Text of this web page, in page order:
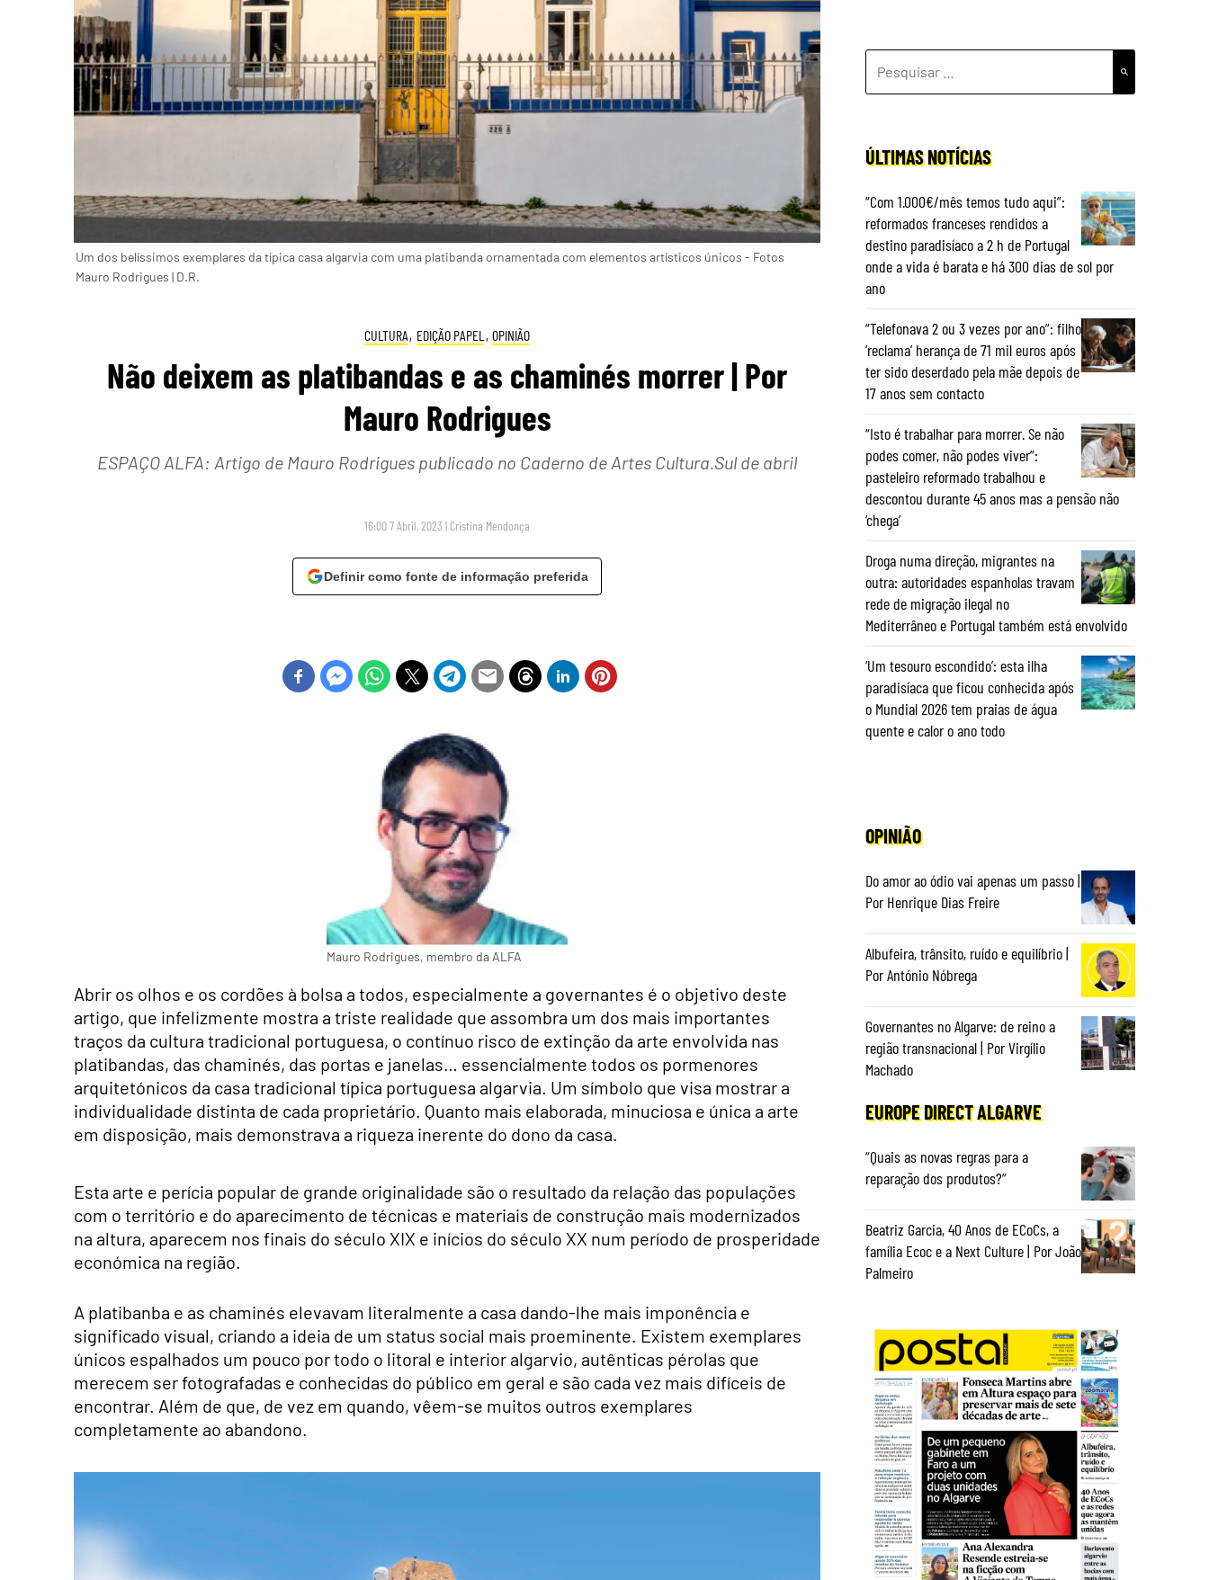
Um dos belíssimos exemplares da típica casa algarvia com uma platibanda ornamentada com elementos artísticos únicos - Fotos
Mauro Rodrigues | D.R.
CULTURA, EDIÇÃO PAPEL , OPINIÃO
Não deixem as platibandas e as chaminés morrer | Por
Mauro Rodrigues
ESPAÇO ALFA: Artigo de Mauro Rodrigues publicado no Caderno de Artes Cultura.Sul de abril
16:00 7 Abril, 2023 | Cristina Mendonça
Definir como fonte de informação preferida
Mauro Rodrigues, membro da ALFA
Abrir os olhos e os cordões à bolsa a todos, especialmente a governantes é o objetivo deste
artigo, que infelizmente mostra a triste realidade que assombra um dos mais importantes
traços da cultura tradicional portuguesa, o contínuo risco de extinção da arte envolvida nas
platibandas, das chaminés, das portas e janelas… essencialmente todos os pormenores
arquitetónicos da casa tradicional típica portuguesa algarvia. Um símbolo que visa mostrar a
individualidade distinta de cada proprietário. Quanto mais elaborada, minuciosa e única a arte
em disposição, mais demonstrava a riqueza inerente do dono da casa.
Esta arte e perícia popular de grande originalidade são o resultado da relação das populações
com o território e do aparecimento de técnicas e materiais de construção mais modernizados
na altura, aparecem nos finais do século XIX e inícios do século XX num período de prosperidade
económica na região.
A platibanba e as chaminés elevavam literalmente a casa dando-lhe mais imponência e
significado visual, criando a ideia de um status social mais proeminente. Existem exemplares
únicos espalhados um pouco por todo o litoral e interior algarvio, autênticas pérolas que
merecem ser fotografadas e conhecidas do público em geral e são cada vez mais difíceis de
encontrar. Além de que, de vez em quando, vêem-se muitos outros exemplares
completamente ao abandono.
POR:
ÚLTIMAS NOTÍCIAS
“Com 1.000€/mês temos tudo aqui”:
reformados franceses rendidos a
destino paradisíaco a 2 h de Portugal
onde a vida é barata e há 300 dias de sol por
ano
“Telefonava 2 ou 3 vezes por ano”: filho
‘reclama’ herança de 71 mil euros após
ter sido deserdado pela mãe depois de
17 anos sem contacto
“Isto é trabalhar para morrer. Se não
podes comer, não podes viver”:
pasteleiro reformado trabalhou e
descontou durante 45 anos mas a pensão não
‘chega’
Droga numa direção, migrantes na
outra: autoridades espanholas travam
rede de migração ilegal no
Mediterrâneo e Portugal também está envolvido
‘Um tesouro escondido’: esta ilha
paradisíaca que ficou conhecida após
o Mundial 2026 tem praias de água
quente e calor o ano todo
OPINIÃO
Do amor ao ódio vai apenas um passo |
Por Henrique Dias Freire
Albufeira, trânsito, ruído e equilíbrio |
Por António Nóbrega
Governantes no Algarve: de reino a
região transnacional | Por Virgílio
Machado
EUROPE DIRECT ALGARVE
“Quais as novas regras para a
reparação dos produtos?”
Beatriz Garcia, 40 Anos de ECoCs, a
família Ecoc e a Next Culture | Por João
Palmeiro